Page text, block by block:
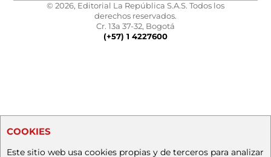
© 2026, Editorial La República S.A.S. Todos los
derechos reservados.
Cr. 13a 37-32, Bogotá
(+57) 1 4227600
COOKIES
Este sitio web usa cookies propias y de terceros para analizar